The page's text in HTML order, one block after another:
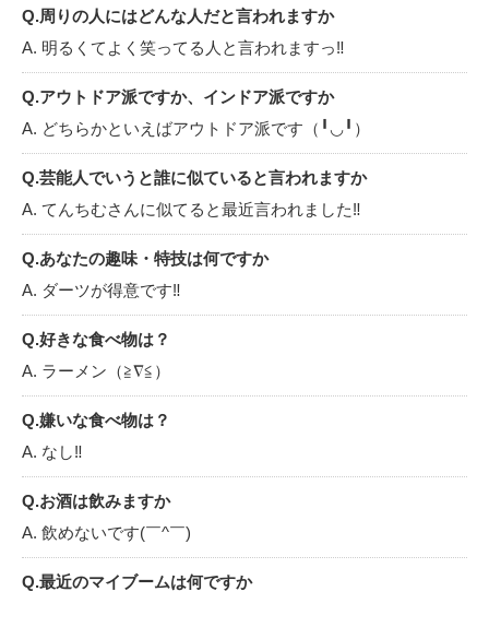
Q.周りの人にはどんな人だと言われますか
A. 明るくてよく笑ってる人と言われますっ‼︎
Q.アウトドア派ですか、インドア派ですか
A. どちらかといえばアウトドア派です（╹◡╹）
Q.芸能人でいうと誰に似ていると言われますか
A. てんちむさんに似てると最近言われました‼︎
Q.あなたの趣味・特技は何ですか
A. ダーツが得意です‼︎
Q.好きな食べ物は？
A. ラーメン（≧∇≦）
Q.嫌いな食べ物は？
A. なし‼︎
Q.お酒は飲みますか
A. 飲めないです(￣^￣)
Q.最近のマイブームは何ですか